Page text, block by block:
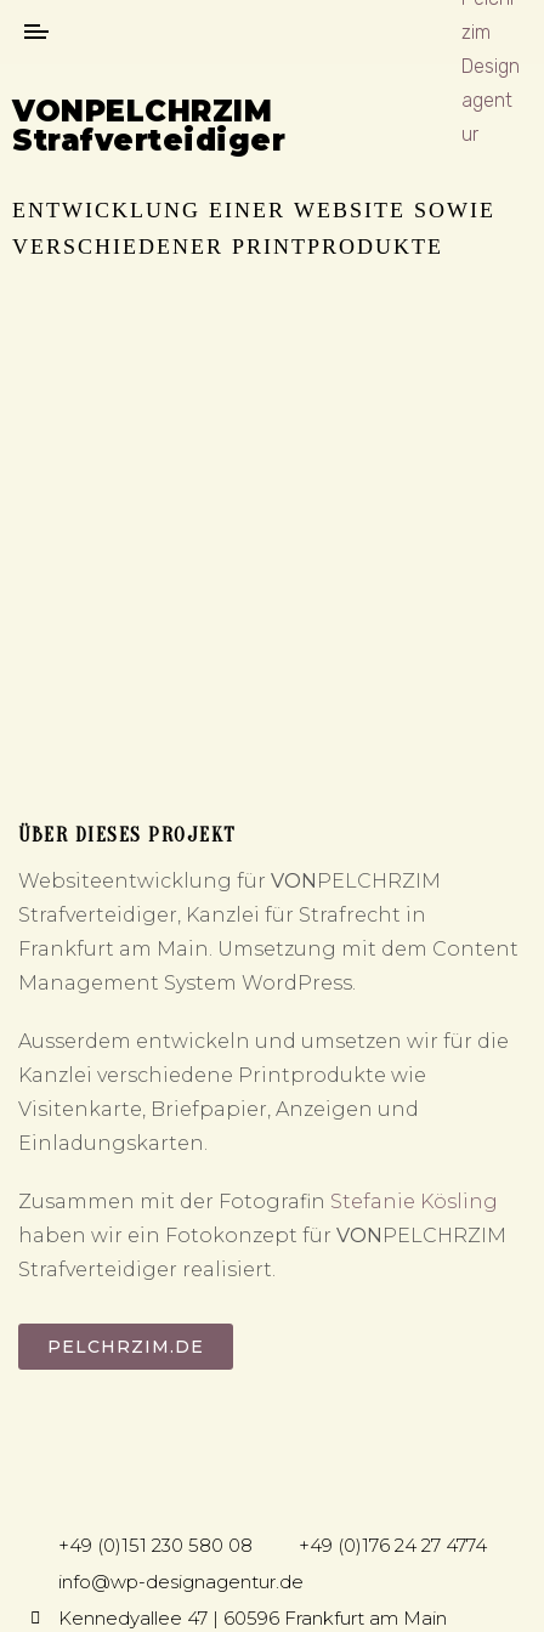
VONPELCHRZIM
Strafverteidiger
ENTWICKLUNG EINER WEBSITE SOWIE
VERSCHIEDENER PRINTPRODUKTE
ÜBER DIESES PROJEKT
Websiteentwicklung für VON PELCHRZIM
Strafverteidiger, Kanzlei für Strafrecht in
Frankfurt am Main. Umsetzung mit dem Content
Management System WordPress.
Ausserdem entwickeln und umsetzen wir für die
Kanzlei verschiedene Printprodukte wie
Visitenkarte, Briefpapier, Anzeigen und
Einladungskarten.
Zusammen mit der Fotografin Stefanie Kösling
haben wir ein Fotokonzept für VON PELCHRZIM
Strafverteidiger realisiert.
PELCHRZIM.DE
+49 (0)151 230 580 08
+49 (0)176 24 27 4774
info@wp-designagentur.de
Kennedyallee 47 | 60596 Frankfurt am Main